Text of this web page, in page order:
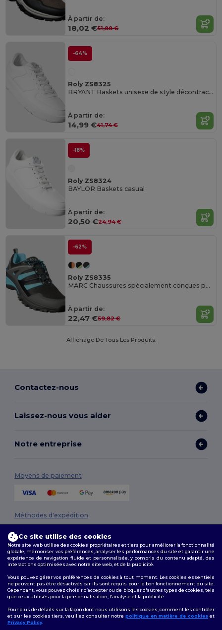
À partir de:
18,02 €51,88 €
-64%
Roly ZS8325
BRYANT Baskets unisexe de style décontracté
À partir de:
14,99 €41,74 €
-18%
Roly ZS8324
BAYLOR Baskets casual
À partir de:
20,50 €24,94 €
-62%
Roly ZS8335
MARC Chaussures spécialement conçues pour le trekking
À partir de:
22,47 €59,82 €
Affichage De Tous Les Produits.
Contactez-nous
Laissez-nous vous aider
Notre entreprise
Moyens de paiement
Méthodes d'expédition
Suivez-nous
Ce site utilise des cookies
Notre site web utilise des cookies propriétaires et tiers pour améliorer la fonctionnalité
globale, mémoriser vos préférences, analyser les performances du site et garantir une
expérience de navigation fluide et personnalisée, y compris du contenu adapté, des
interactions optimisées avec notre site web, et de la publicité.
Vous pouvez gérer vos préférences de cookies à tout moment. Les cookies essentiels
ne peuvent pas être désactivés car ils sont requis pour le bon fonctionnement du site.
Cependant, vous pouvez choisir d’accepter ou de bloquer d'autres types de cookies, tels
que ceux utilisés pour la personnalisation, l'analyse et la publicité.
Pour plus de détails sur la façon dont nous utilisons les cookies, comment les contrôler
et sur les cookies tiers, veuillez consulter notre politique en matière de cookies et
Privacy Policy.